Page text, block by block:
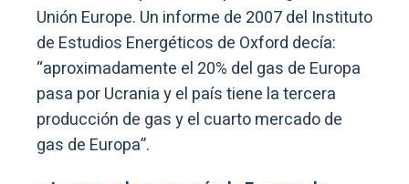
Unión Europe. Un informe de 2007 del Instituto
de Estudios Energéticos de Oxford decía:
“aproximadamente el 20% del gas de Europa
pasa por Ucrania y el país tiene la tercera
producción de gas y el cuarto mercado de
gas de Europa”.